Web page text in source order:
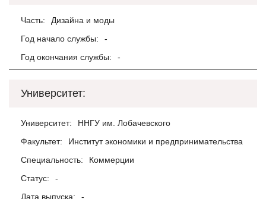
Часть:
Дизайна и моды
Год начало службы:
-
Год окончания службы:
-
Университет:
Университет:
ННГУ им. Лобачевского
Факультет:
Институт экономики и предпринимательства
Специальность:
Коммерции
Статус:
-
Дата выпуска:
-